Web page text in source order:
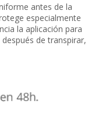
antes de la
especialmente
la aplicación para
de transpirar,